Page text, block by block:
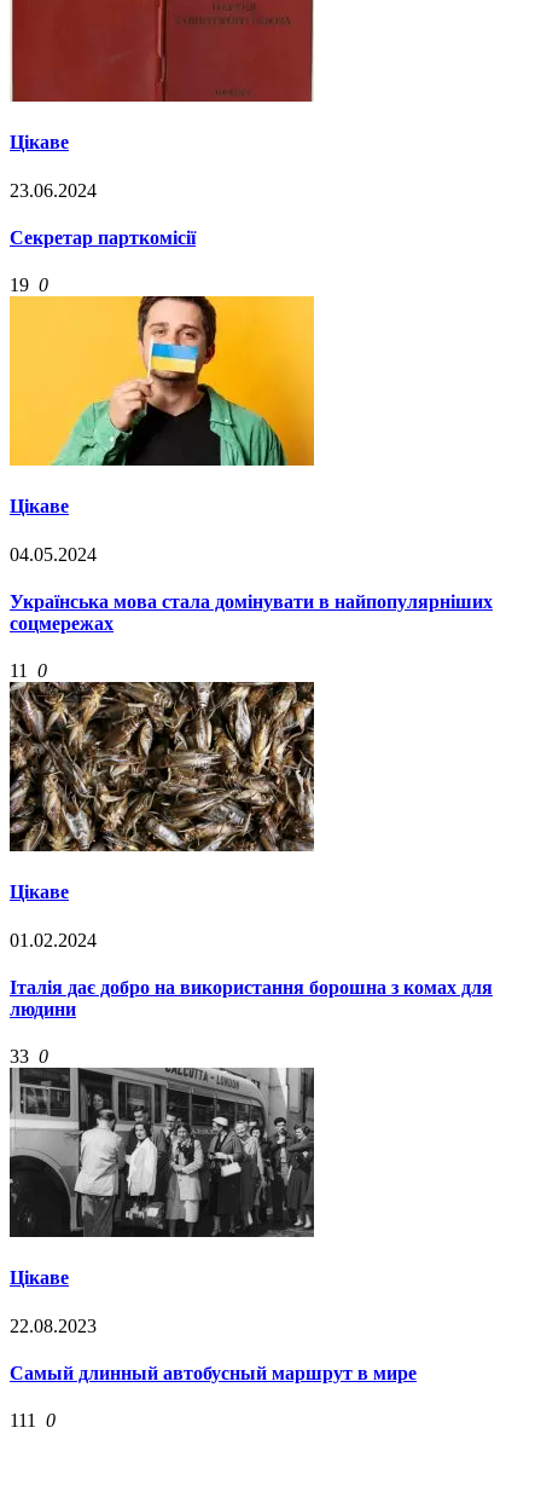
Цікаве
23.06.2024
Cекретар парткомісії
19 0
Цікаве
04.05.2024
Українська мова стала домінувати в найпопулярніших
соцмережах
11 0
Цікаве
01.02.2024
Італія дає добро на використання борошна з комах для
людини
33 0
Цікаве
22.08.2023
Самый длинный автобусный маршрут в мире
111 0